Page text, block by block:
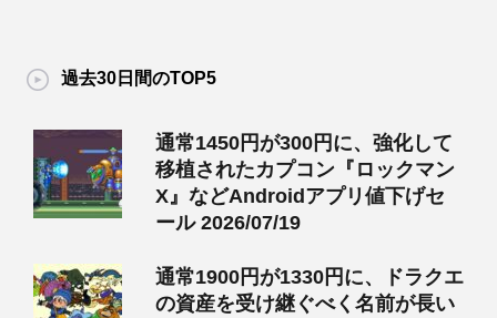
過去30日間のTOP5
通常1450円が300円に、強化して
移植されたカプコン『ロックマン
X』などAndroidアプリ値下げセ
ール 2026/07/19
通常1900円が1330円に、ドラクエ
の資産を受け継ぐべく名前が長い